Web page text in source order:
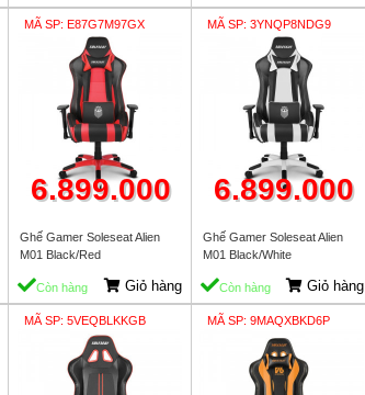
MÃ SP: E87G7M97GX
6.899.000
Ghế Gamer Soleseat Alien
M01 Black/Red
Còn hàng Giỏ hàng
MÃ SP: 3YNQP8NDG9
6.899.000
Ghế Gamer Soleseat Alien
M01 Black/White
Còn hàng Giỏ hàng
MÃ SP: 5VEQBLKKGB MÃ SP: 9MAQXBKD6P